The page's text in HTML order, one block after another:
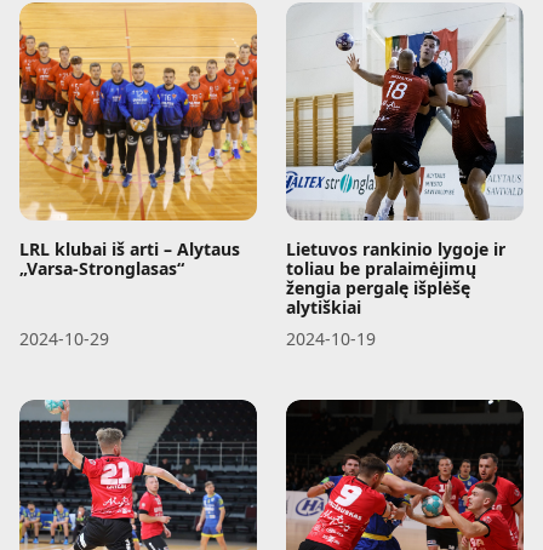
LRL klubai iš arti – Alytaus
„Varsa-Stronglasas“
2024-10-29
Lietuvos rankinio lygoje ir
toliau be pralaimėjimų
žengia pergalę išplėšę
alytiškiai
2024-10-19